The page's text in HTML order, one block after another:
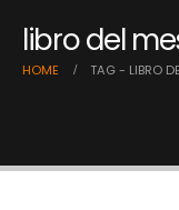
libro del
HOME TAG - LIBRO